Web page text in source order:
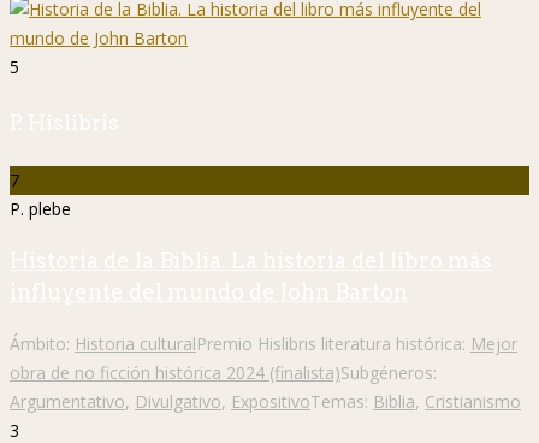
5
P. Hislibris
7
P. plebe
Historia de la Biblia. La historia del libro más
influyente del mundo de John Barton
Ámbito: Historia culturalPremio Hislibris literatura histórica: Mejor
obra de no ficción histórica 2024 (finalista)Subgéneros:
Argumentativo, Divulgativo, ExpositivoTemas: Biblia, Cristianismo
3